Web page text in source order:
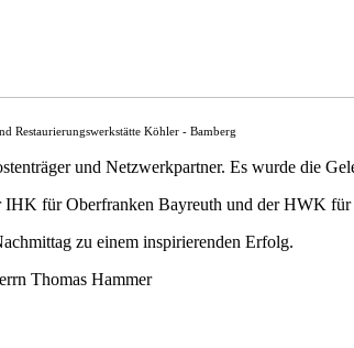
Restaurierungswerkstätte Köhler - Bamberg
und Netzwerkpartner. Es wurde die
für Oberfranken Bayreuth und der HWK für
zu einem inspirierenden Erfolg.